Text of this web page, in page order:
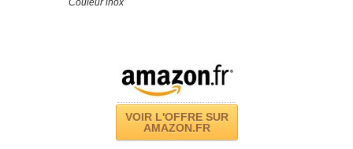
Couleur inox
VOIR L'OFFRE SUR
AMAZON.FR